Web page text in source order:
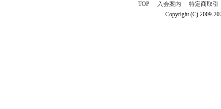
TOP 入会案内
特定商取引
Copyright (C) 2009-